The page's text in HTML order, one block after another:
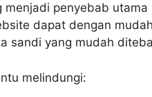
menjadi penyebab
dapat dengan
sandi yang mudah
melindungi: